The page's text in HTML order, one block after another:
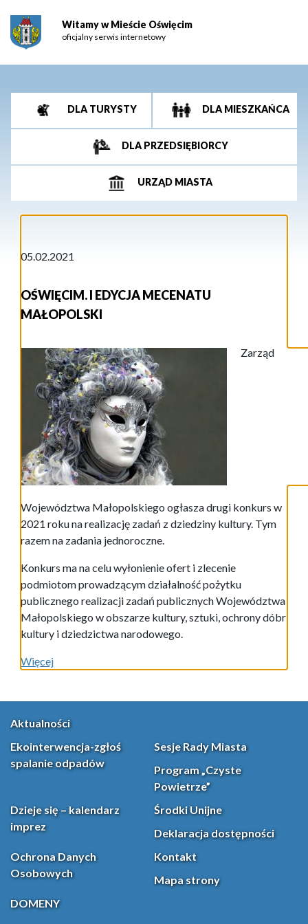
Witamy w Mieście Oświęcim
oficjalny serwis internetowy
DLA TURYSTY DLA MIESZKAŃCA
DLA PRZEDSIĘBIORCY
URZĄD MIASTA
05.02.2021
OŚWIĘCIM. I EDYCJA MECENATU
MAŁOPOLSKI
Zarząd
Województwa Małopolskiego ogłasza drugi konkurs w
2021 roku na realizację zadań z dziedziny kultury. Tym
razem na zadania jednoroczne.
Konkurs ma na celu wyłonienie ofert i zlecenie
podmiotom prowadzącym działalność pożytku
publicznego realizacji zadań publicznych Województwa
Małopolskiego w obszarze kultury, sztuki, ochrony dóbr
kultury i dziedzictwa narodowego.
Więcej
Aktualności
Ekointerwencja-zgłoś
spalanie odpadów
Sesje Rady Miasta
Program „Czyste
Powietrze”
Dzieje się – kalendarz
imprez
Środki Unijne
Deklaracja dostępności
Ochrona Danych
Osobowych
Kontakt
Mapa strony
DOMENY